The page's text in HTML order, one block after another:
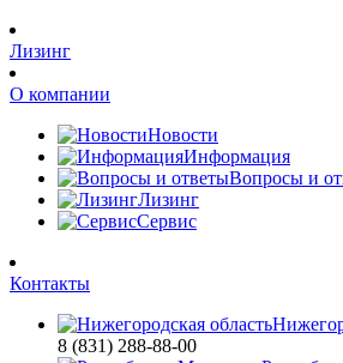
Лизинг
О компании
Новости
Информация
Вопросы и
Лизинг
Сервис
Контакты
8 (831) 288-88-00